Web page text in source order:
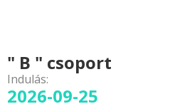
" B " csoport
Indulás:
2026-09-25